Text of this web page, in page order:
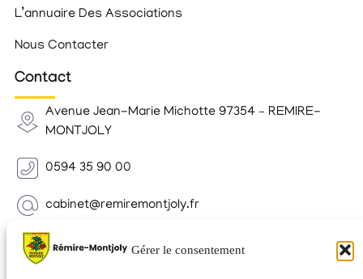
Gérer le consentement
L’annuaire Des Associations
Nous Contacter
Contact
Avenue Jean-Marie Michotte 97354 – REMIRE-
MONTJOLY
0594 35 90 00
cabinet@remiremontjoly.fr
Newsletter